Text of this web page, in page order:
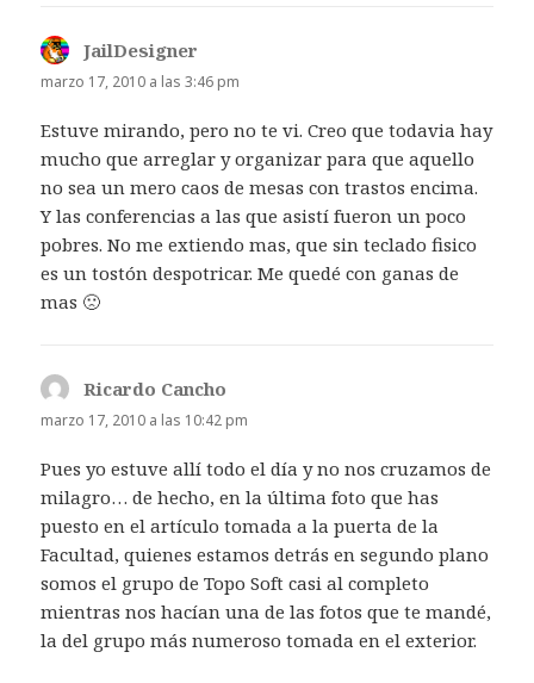
JailDesigner
marzo 17, 2010 a las 3:46 pm
Estuve mirando, pero no te vi. Creo que todavia hay
mucho que arreglar y organizar para que aquello
no sea un mero caos de mesas con trastos encima.
Y las conferencias a las que asistí fueron un poco
pobres. No me extiendo mas, que sin teclado fisico
es un tostón despotricar. Me quedé con ganas de
mas 🙁
Ricardo Cancho
marzo 17, 2010 a las 10:42 pm
Pues yo estuve allí todo el día y no nos cruzamos de
milagro… de hecho, en la última foto que has
puesto en el artículo tomada a la puerta de la
Facultad, quienes estamos detrás en segundo plano
somos el grupo de Topo Soft casi al completo
mientras nos hacían una de las fotos que te mandé,
la del grupo más numeroso tomada en el exterior.